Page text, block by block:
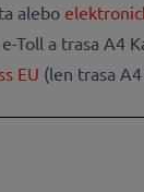
alebo
Toll a trasa A4
EU (len trasa